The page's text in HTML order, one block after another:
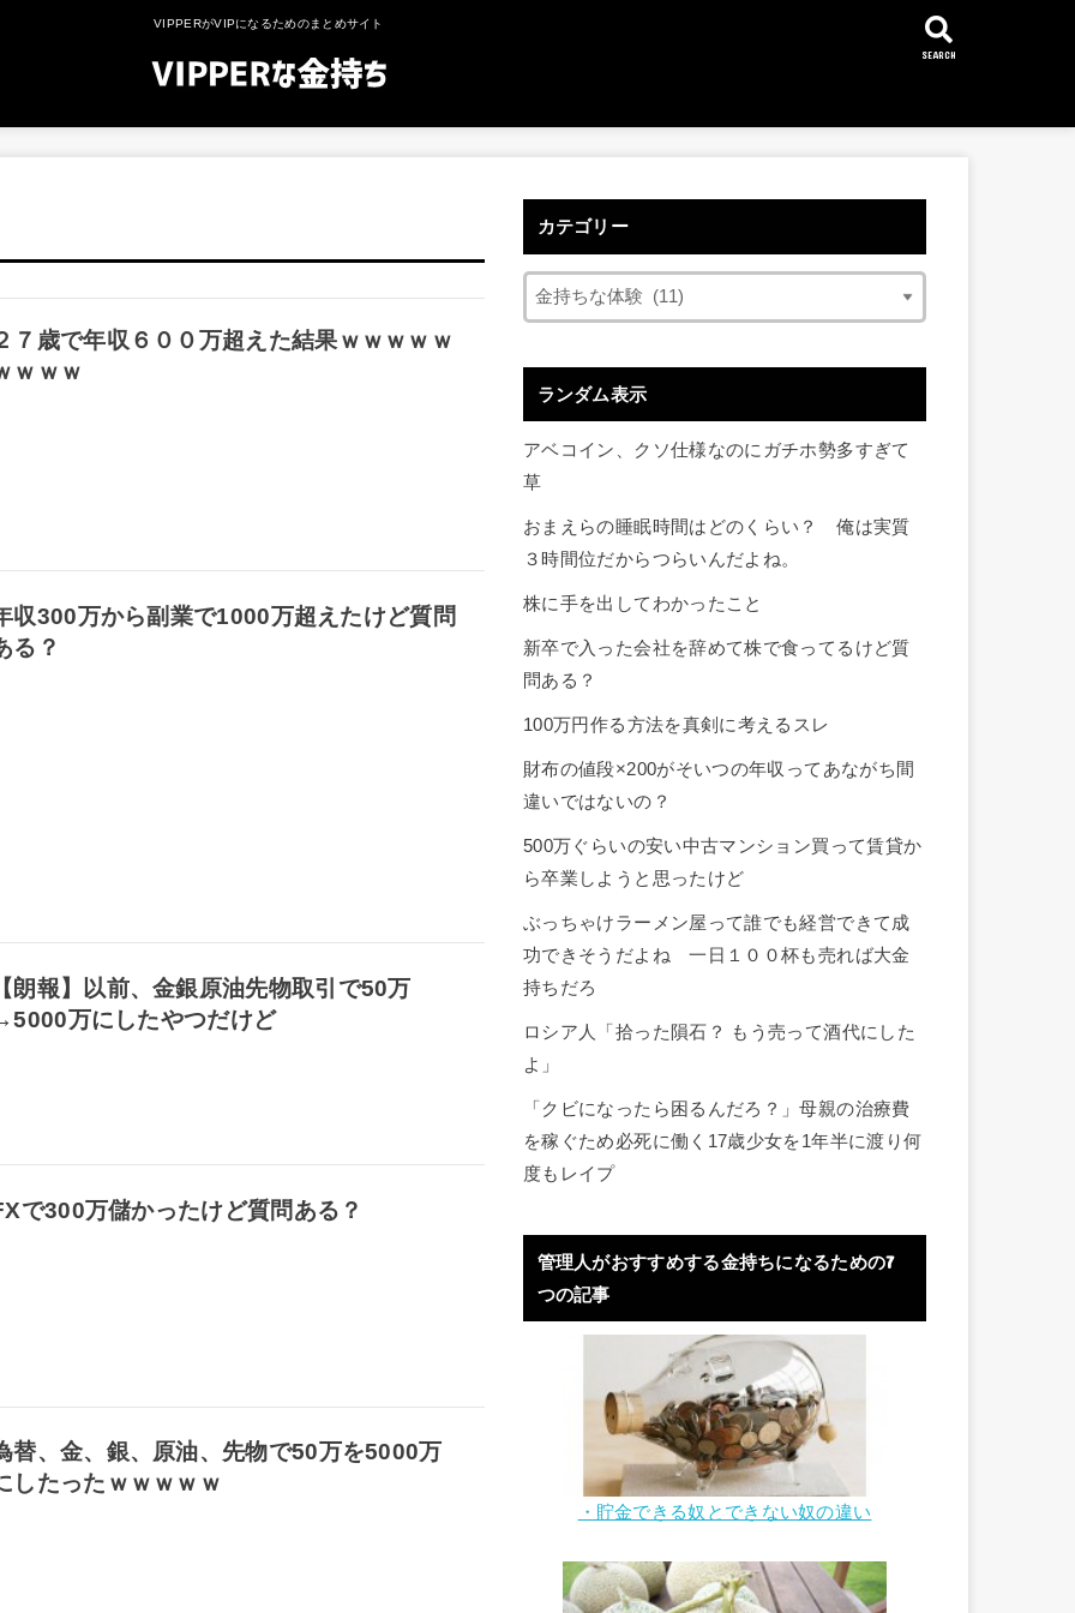
VIPPERがVIPになるためのまとめサイト
SEARCH
７歳で年収６００万超えた結果ｗｗｗｗｗ
ｗｗｗ
収300万から副業で1000万超えたけど質問
る？
朗報】以前、金銀原油先物取引で50万
万にしたやつだけど
で300万儲かったけど質問ある？
替、金、銀、原油、先物で50万を5000万
したったｗｗｗｗｗ
カテゴリー
ランダム表示
アベコイン、クソ仕様なのにガチホ勢多すぎて
草
おまえらの睡眠時間はどのくらい？ 俺は実質
３時間位だからつらいんだよね。
株に手を出してわかったこと
新卒で入った会社を辞めて株で食ってるけど質
問ある？
100万円作る方法を真剣に考えるスレ
財布の値段×200がそいつの年収ってあながち間
違いではないの？
500万ぐらいの安い中古マンション買って賃貸か
ら卒業しようと思ったけど
ぶっちゃけラーメン屋って誰でも経営できて成
功できそうだよね 一日１００杯も売れば大金
持ちだろ
ロシア人「拾った隕石？ もう売って酒代にした
よ」
「クビになったら困るんだろ？」母親の治療費
を稼ぐため必死に働く17歳少女を1年半に渡り何
度もレイプ
管理人がおすすめする金持ちになるための7
つの記事
・貯金できる奴とできない奴の違い